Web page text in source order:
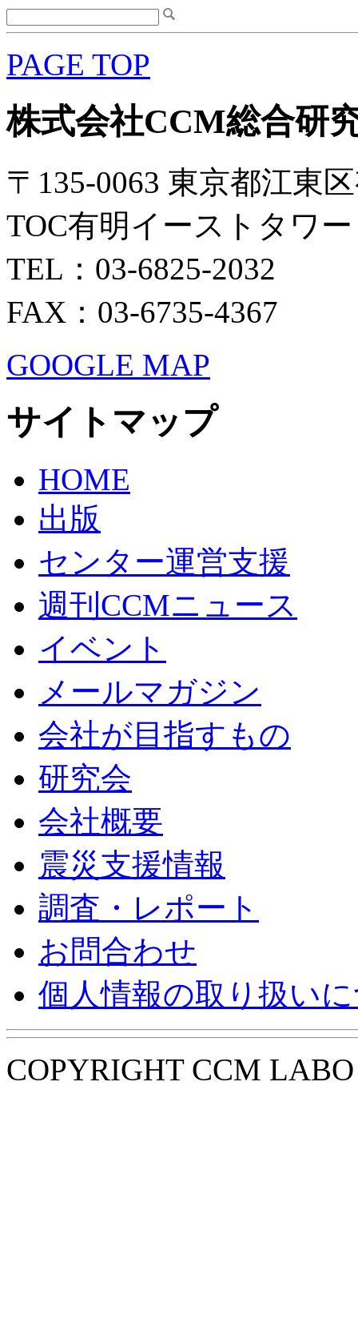
PAGE TOP
株式会社CCM総合研
〒135-0063 東京都江東
TOC有明イーストタワ
TEL：03-6825-2032
FAX：03-6735-4367
GOOGLE MAP
サイトマップ
HOME
出版
センター運営支援
週刊CCMニュース
イベント
メールマガジン
会社が目指すもの
研究会
会社概要
震災支援情報
調査・レポート
お問合わせ
個人情報の取り扱い
COPYRIGHT CCM